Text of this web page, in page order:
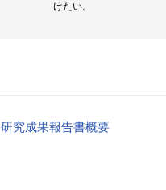
けたい。
研究成果報告書概要